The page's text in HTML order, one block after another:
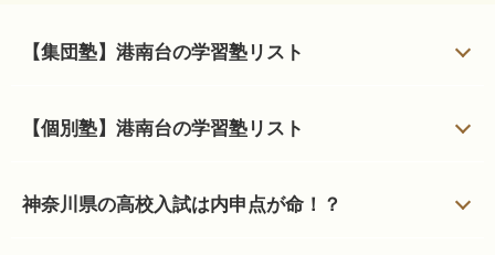
【集団塾】港南台の学習塾リスト
【個別塾】港南台の学習塾リスト
神奈川県の高校入試は内申点が命！？